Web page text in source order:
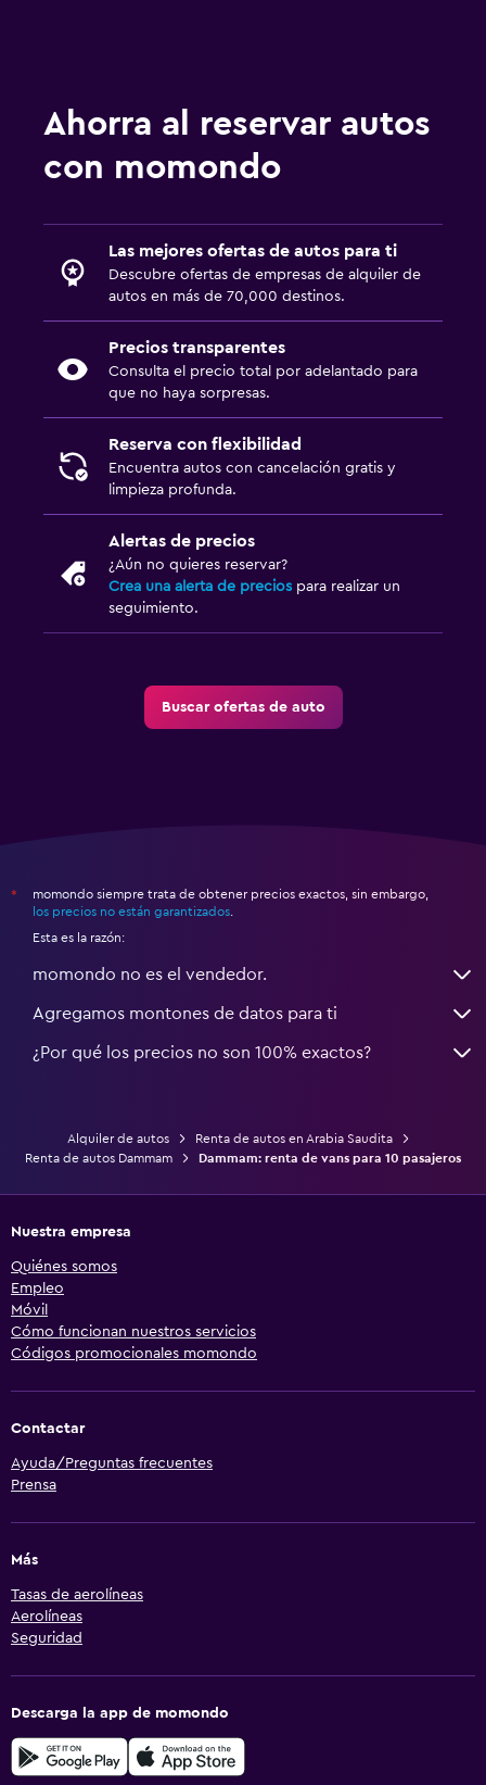
Ahorra al reservar autos
con momondo
Las mejores ofertas de autos para ti
Descubre ofertas de empresas de alquiler de
autos en más de 70,000 destinos.
Precios transparentes
Consulta el precio total por adelantado para
que no haya sorpresas.
Reserva con flexibilidad
Encuentra autos con cancelación gratis y
limpieza profunda.
Alertas de precios
¿Aún no quieres reservar?
Crea una alerta de precios para realizar un
seguimiento.
Buscar ofertas de auto
*
momondo siempre trata de obtener precios exactos, sin embargo,
los precios no están garantizados.
Esta es la razón:
momondo no es el vendedor.
Agregamos montones de datos para ti
¿Por qué los precios no son 100% exactos?
Alquiler de autos
Renta de autos en Arabia Saudita
Renta de autos Dammam
Dammam: renta de vans para 10 pasajeros
Nuestra empresa
Quiénes somos
Empleo
Móvil
Cómo funcionan nuestros servicios
Códigos promocionales momondo
Contactar
Ayuda/Preguntas frecuentes
Prensa
Más
Tasas de aerolíneas
Aerolíneas
Seguridad
Descarga la app de momondo